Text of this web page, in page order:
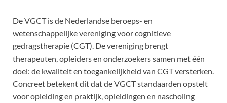
De VGCT is de Nederlandse beroeps- en
wetenschappelijke vereniging voor cognitieve
gedragstherapie (CGT). De vereniging brengt
therapeuten, opleiders en onderzoekers samen met één
doel: de kwaliteit en toegankelijkheid van CGT versterken.
Concreet betekent dit dat de VGCT standaarden opstelt
voor opleiding en praktijk, opleidingen en nascholing